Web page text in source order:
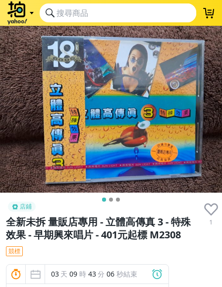
店鋪
全新未拆 量販店專用 - 立體高傳真 3 - 特殊
效果 - 早期興來唱片 - 401元起標 M2308
1
競標
03 天 09 時 43分 05 秒結束